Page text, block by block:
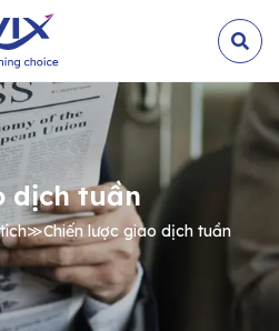
dịch tuần
≫Chiến lược giao dịch tuần